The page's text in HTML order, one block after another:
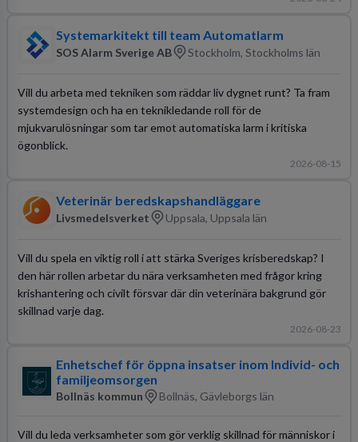
Systemarkitekt till team Automatlarm
SOS Alarm Sverige AB Stockholm, Stockholms län
Vill du arbeta med tekniken som räddar liv dygnet runt? Ta fram
systemdesign och ha en teknikledande roll för de
mjukvarulösningar som tar emot automatiska larm i kritiska
ögonblick.
2026-08-15
Veterinär beredskapshandläggare
Livsmedelsverket Uppsala, Uppsala län
Vill du spela en viktig roll i att stärka Sveriges krisberedskap? I
den här rollen arbetar du nära verksamheten med frågor kring
krishantering och civilt försvar där din veterinära bakgrund gör
skillnad varje dag.
2026-08-23
Enhetschef för öppna insatser inom Individ- och
familjeomsorgen
Bollnäs kommun Bollnäs, Gävleborgs län
Vill du leda verksamheter som gör verklig skillnad för människor i